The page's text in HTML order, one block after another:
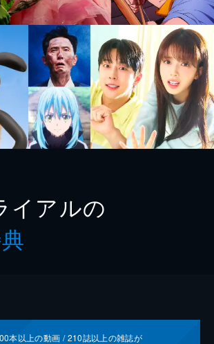
イアルの
本以上の動画 /210誌以上の雑誌が